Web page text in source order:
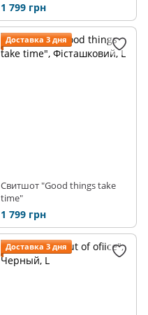
1 799 грн
Доставка 3 дня
Свитшот "Good things take
time"
1 799 грн
Доставка 3 дня